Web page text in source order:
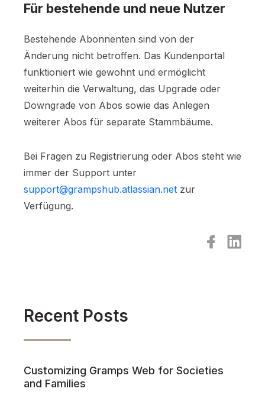
Für bestehende und neue Nutzer
Bestehende Abonnenten sind von der
Änderung nicht betroffen. Das Kundenportal
funktioniert wie gewohnt und ermöglicht
weiterhin die Verwaltung, das Upgrade oder
Downgrade von Abos sowie das Anlegen
weiterer Abos für separate Stammbäume.
Bei Fragen zu Registrierung oder Abos steht wie
immer der Support unter
support@grampshub.atlassian.net zur
Verfügung.
Recent Posts
Customizing Gramps Web for Societies
and Families